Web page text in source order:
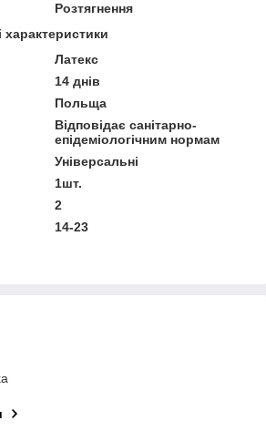
Розтягнення
Латекс
14 днів
Польща
Відповідає санітарно-
епідеміологічним нормам
Універсальні
1шт.
2
14-23